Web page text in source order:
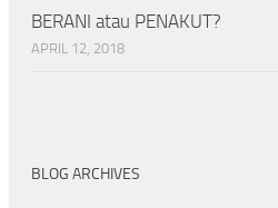
BERANI atau PENAKUT?
APRIL 12, 2018
BLOG ARCHIVES